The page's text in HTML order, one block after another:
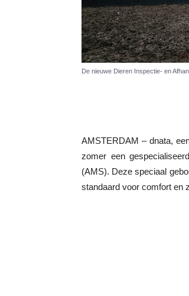
De nieuwe Dieren Inspectie- en
AMSTERDAM – dnata,
zomer een
(AMS). Deze speciaal
standaard voor comfort en